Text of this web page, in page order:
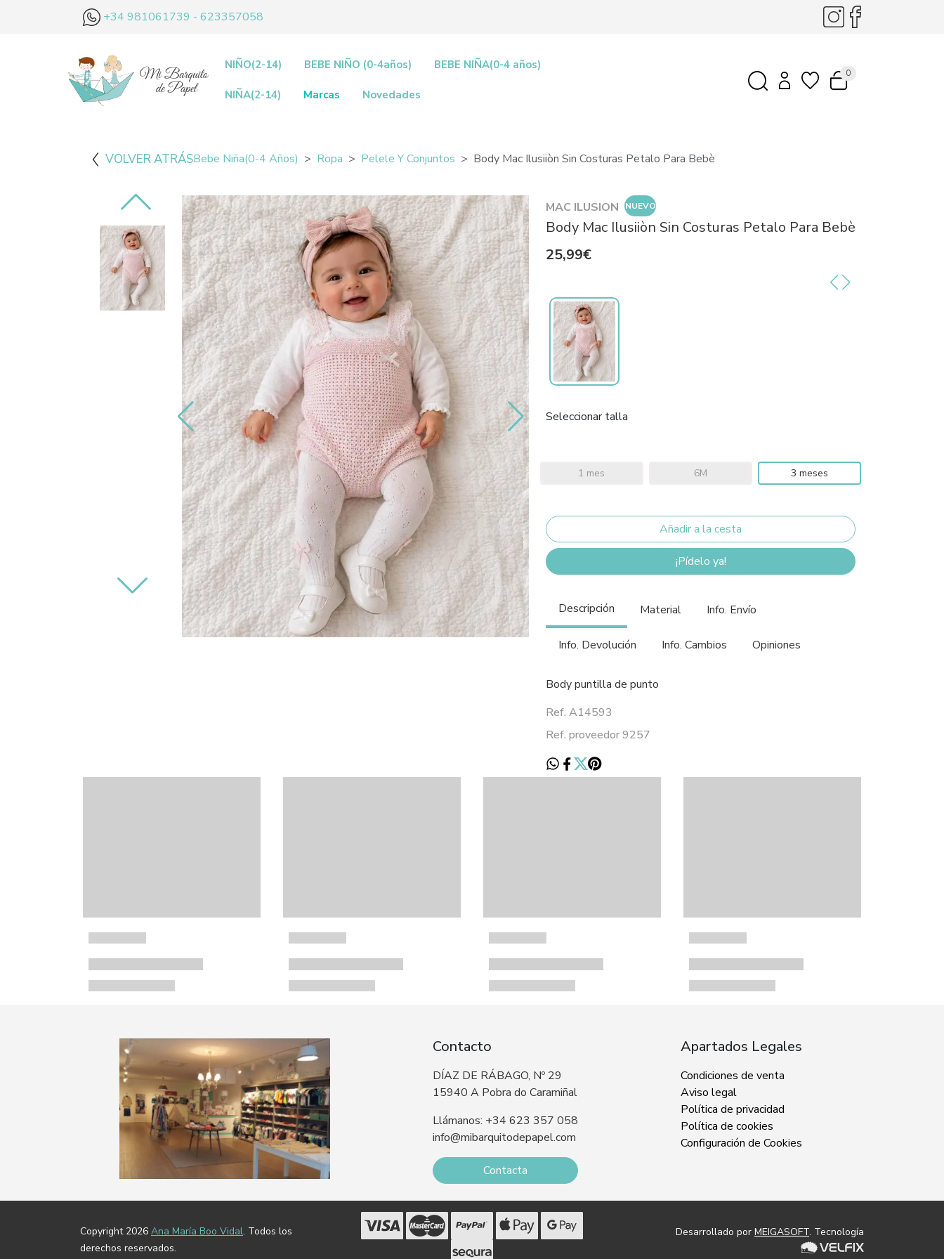
+34 981061739 - 623357058
NIÑO(2-14) BEBE NIÑO (0-4años) BEBE NIÑA(0-4 años)
NIÑA(2-14) Marcas Novedades
0
VOLVER ATRÁSBebe Niña(0-4 Años) Ropa Pelele Y Conjuntos Body Mac Ilusiiòn Sin Costuras Petalo Para Bebè
MAC ILUSION NUEVO
Body Mac Ilusiiòn Sin Costuras Petalo Para Bebè
25,99€
Seleccionar talla
1 mes 6M 3 meses
¡Pídelo ya!
Descripción Material Info. Envío
Info. Devolución Info. Cambios Opiniones
Body puntilla de punto
Ref. A14593
Ref. proveedor 9257
Contacto
DÍAZ DE RÁBAGO, Nº 29
15940 A Pobra do Caramiñal
Llámanos: +34 623 357 058
info@mibarquitodepapel.com
Contacta
Apartados Legales
Condiciones de venta
Aviso legal
Política de privacidad
Política de cookies
Configuración de Cookies
Copyright 2026 Ana María Boo Vidal. Todos los
derechos reservados.
Desarrollado por MEIGASOFT. Tecnología